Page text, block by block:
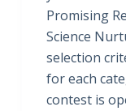
Promising
Science
selection
for each
contest is